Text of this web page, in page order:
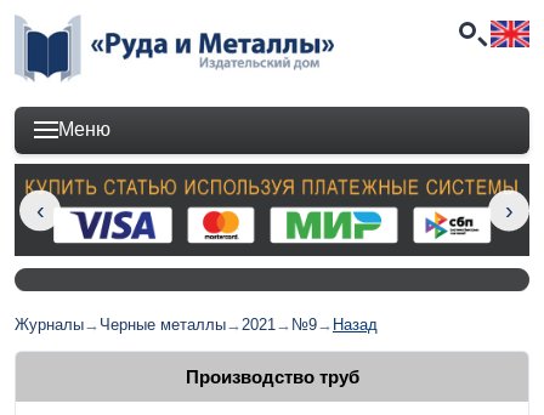
Меню
Журналы→ Черные металлы→2021→ №9→ Назад
Производство труб